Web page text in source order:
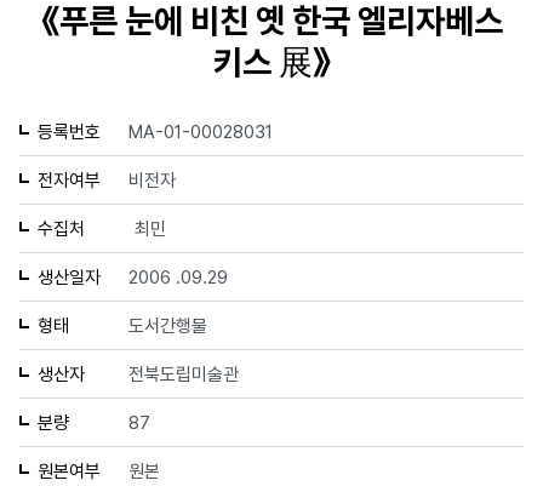
《푸른 눈에 비친 옛 한국 엘리자베스
키스 展》
등록번호 MA-01-00028031
전자여부 비전자
수집처 최민
생산일자 2006 .09.29
형태 도서간행물
생산자 전북도립미술관
분량 87
원본여부 원본